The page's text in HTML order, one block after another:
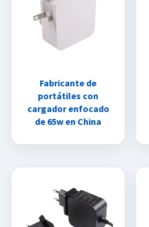
Fabricante de
portátiles con
cargador enfocado
de 65w en China